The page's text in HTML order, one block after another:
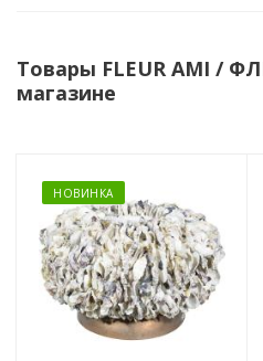
Товары FLEUR AMI /
магазине
НОВИНКА